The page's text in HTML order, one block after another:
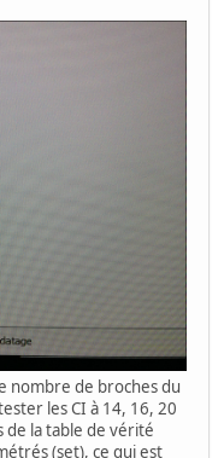
nombre de broches du
les CI à 14, 16, 20
de la table de vérité
(set), ce qui est